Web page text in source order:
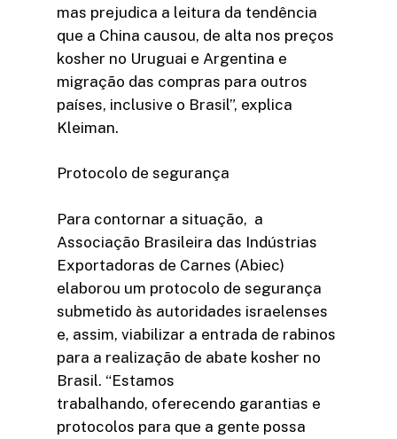
mas prejudica a leitura da tendência
que a China causou, de alta nos preços
kosher no Uruguai e Argentina e
migração das compras para outros
países, inclusive o Brasil”, explica
Kleiman.
Protocolo de segurança
Para contornar a situação, a
Associação Brasileira das Indústrias
Exportadoras de Carnes (Abiec)
elaborou um protocolo de segurança
submetido às autoridades israelenses
e, assim, viabilizar a entrada de rabinos
para a realização de abate kosher no
Brasil. “Estamos
trabalhando, oferecendo garantias e
protocolos para que a gente possa